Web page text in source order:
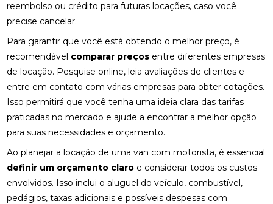
reembolso ou crédito para futuras locações, caso você
precise cancelar.
Para garantir que você está obtendo o melhor preço, é
recomendável comparar preços entre diferentes empresas
de locação. Pesquise online, leia avaliações de clientes e
entre em contato com várias empresas para obter cotações.
Isso permitirá que você tenha uma ideia clara das tarifas
praticadas no mercado e ajude a encontrar a melhor opção
para suas necessidades e orçamento.
Ao planejar a locação de uma van com motorista, é essencial
definir um orçamento claro e considerar todos os custos
envolvidos. Isso inclui o aluguel do veículo, combustível,
pedágios, taxas adicionais e possíveis despesas com